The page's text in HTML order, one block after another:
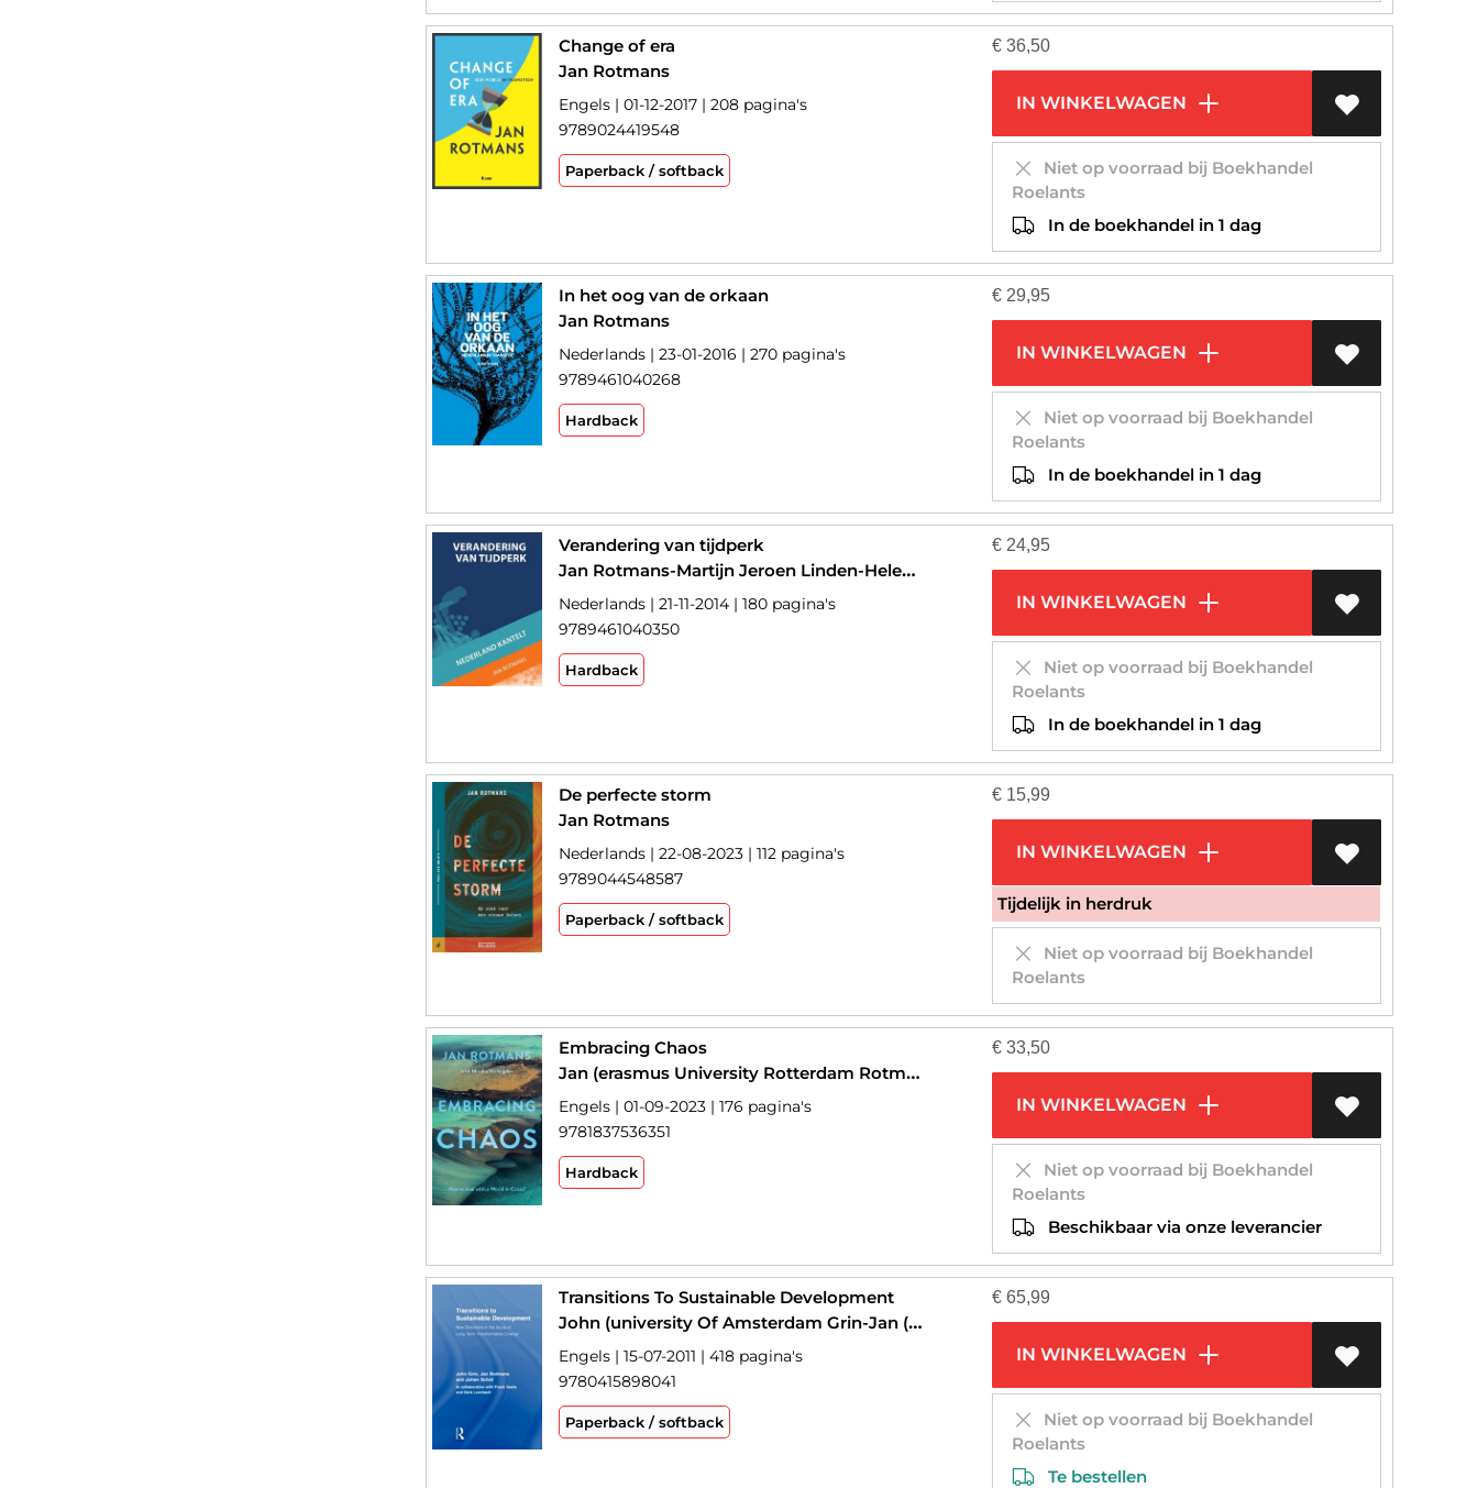
Change of era
Jan Rotmans
Engels | 01-12-2017 | 208 pagina's
9789024419548
Paperback / softback
€ 36,50
IN WINKELWAGEN
Niet op voorraad bij Boekhandel
Roelants
In de boekhandel in 1 dag
In het oog van de orkaan
Jan Rotmans
Nederlands | 23-01-2016 | 270 pagina's
9789461040268
Hardback
€ 29,95
IN WINKELWAGEN
Niet op voorraad bij Boekhandel
Roelants
In de boekhandel in 1 dag
Verandering van tijdperk
Jan Rotmans-Martijn Jeroen Linden-Helen Toxopeus-Sandra Verbruggen
Nederlands | 21-11-2014 | 180 pagina's
9789461040350
Hardback
€ 24,95
IN WINKELWAGEN
Niet op voorraad bij Boekhandel
Roelants
In de boekhandel in 1 dag
De perfecte storm
Jan Rotmans
Nederlands | 22-08-2023 | 112 pagina's
9789044548587
Paperback / softback
€ 15,99
IN WINKELWAGEN
Tijdelijk in herdruk
Niet op voorraad bij Boekhandel
Roelants
Embracing Chaos
Jan (erasmus University Rotterdam Rotmans
Engels | 01-09-2023 | 176 pagina's
9781837536351
Hardback
€ 33,50
IN WINKELWAGEN
Niet op voorraad bij Boekhandel
Roelants
Beschikbaar via onze leverancier
Transitions To Sustainable Development
John (university Of Amsterdam Grin-Jan (erasmus University Rotterdam Rotmans-Johan (technische Universiteit Eindhoven Schot
Engels | 15-07-2011 | 418 pagina's
9780415898041
Paperback / softback
€ 65,99
IN WINKELWAGEN
Niet op voorraad bij Boekhandel
Roelants
Te bestellen